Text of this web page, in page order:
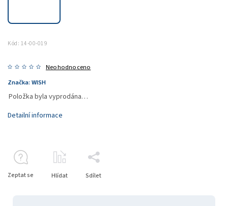
Kód: 14-00-019
Neohodnoceno
Značka: WISH
Položka byla vyprodána…
Detailní informace
Zeptat se Hlídat Sdílet